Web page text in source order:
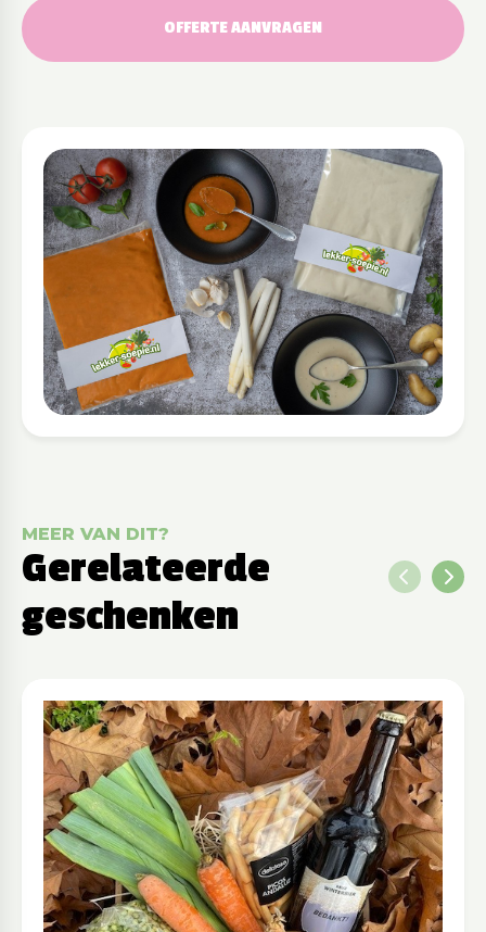
OFFERTE AANVRAGEN
MEER VAN DIT?
Gerelateerde
geschenken